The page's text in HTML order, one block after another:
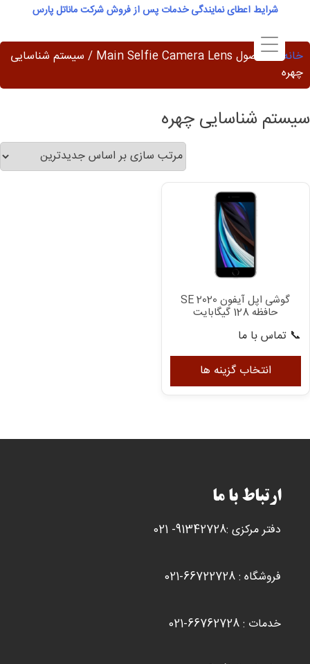
content
شرایط اعطای نمایندگی خدمات پس از فروش شرکت ماناتل پارس
خانه
/ محصول Main Selfie Camera Lens / سیستم شناسایی
چهره
سیستم شناسایی چهره
گوشی اپل آیفون SE 2020
حافظه 128 گیگابایت
📞 تماس با ما
انتخاب گزینه ها
این
دارای
می
در
محصول
انتخاب
ارتباط با ما
دفتر مرکزی :91342728- 021
فروشگاه : 66722728-021
خدمات : 66762728-021